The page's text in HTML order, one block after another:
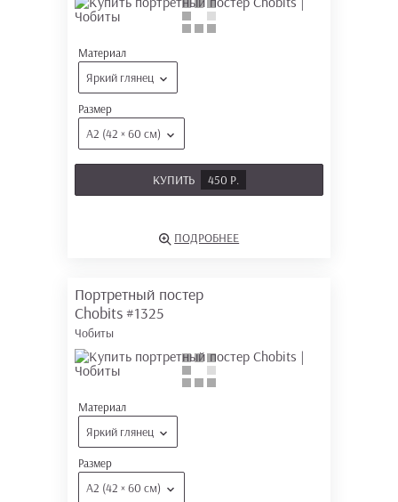
Материал
Яркий глянец
Размер
А2 (42 × 60 см)
КУПИТЬ 450 Р.
ПОДРОБНЕЕ
Портретный постер
Chobits #1325
Чобиты
Материал
Яркий глянец
Размер
А2 (42 × 60 см)